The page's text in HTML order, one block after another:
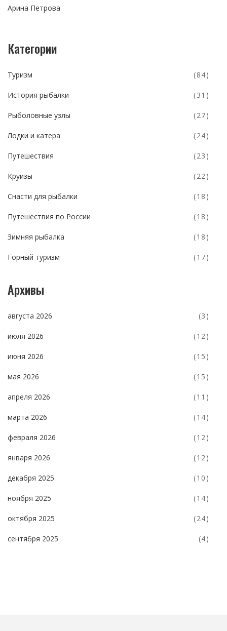
Арина Петрова
Категории
Туризм (84)
История рыбалки (31)
Рыболовные узлы (27)
Лодки и катера (24)
Путешествия (23)
Круизы (22)
Снасти для рыбалки (18)
Путешествия по России (18)
Зимняя рыбалка (18)
Горный туризм (17)
Архивы
августа 2026 (3)
июля 2026 (12)
июня 2026 (15)
мая 2026 (15)
апреля 2026 (11)
марта 2026 (14)
февраля 2026 (12)
января 2026 (12)
декабря 2025 (10)
ноября 2025 (14)
октября 2025 (24)
сентября 2025 (4)